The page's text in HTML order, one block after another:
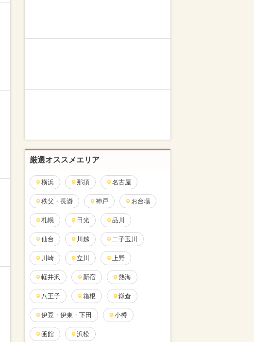
厳選オススメエリア
横浜 那須 名古屋
秩父・長瀞 神戸 お台場
札幌 日光 品川
仙台 川越 二子玉川
川崎 立川 上野
軽井沢 新宿 熱海
八王子 箱根 鎌倉
伊豆・伊東・下田 小樽
函館 浜松